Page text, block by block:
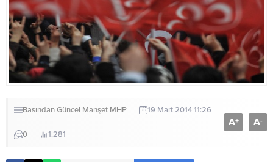
BasındanGüncel Manşet MHP 19 Mart 2014 11:26
0 1.281
A+ A-